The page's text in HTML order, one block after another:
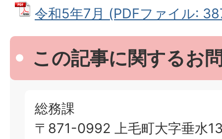
令和5年7月 (PDFファイル:
この記事に関するお
総務課
〒871-0992 上毛町大字垂水